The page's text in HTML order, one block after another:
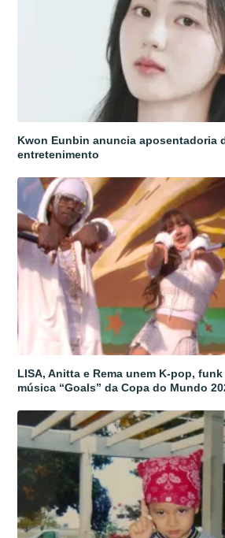
Kwon Eunbin anuncia aposentadoria
entretenimento
LISA, Anitta e Rema unem K-pop,
música “Goals” da Copa do Mundo